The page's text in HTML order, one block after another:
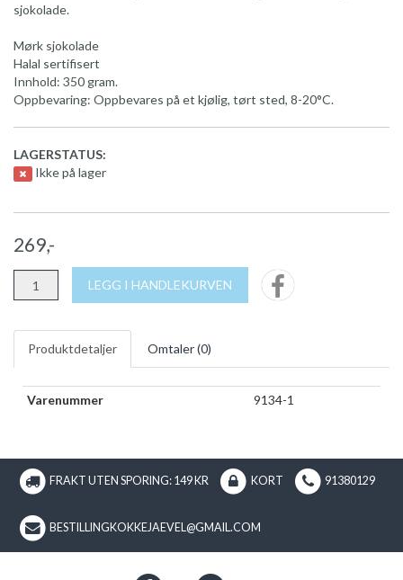
sjokolade.
Mørk sjokolade
Halal sertifisert
Innhold: 350 gram.
Oppbevaring: Oppbevares på et kjølig, tørt sted, 8-20°C.
LAGERSTATUS:
Ikke på lager
269,-
LEGG I HANDLEKURVEN
Produktdetaljer Omtaler (0)
Varenummer 9134-1
FRAKT UTEN SPORING: 149 KR KORT 91380129
BESTILLINGKOKKEJAEVEL@GMAIL.COM